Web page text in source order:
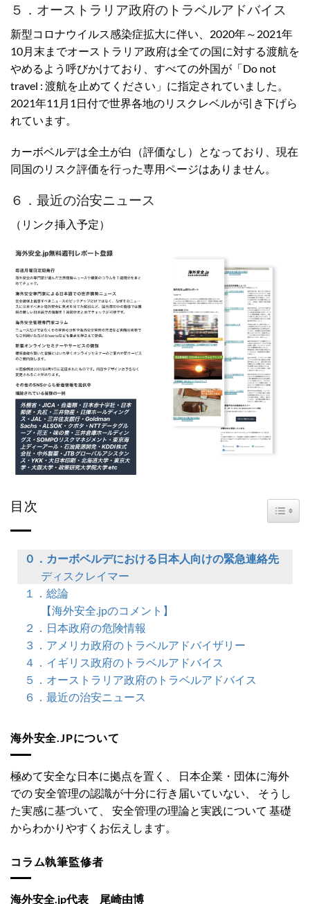
５．オーストラリア政府のトラベルアドバイス
新型コロナウイルス感染症拡大に伴い、2020年～2021年
10月末までオーストラリア政府は全ての国に対する渡航を
やめるよう呼びかけており、すべての外国が「Do not
travel : 渡航を止めてください」に指定されていました。
2021年11月1日付で世界各地のリスクレベルが引き下げら
れています。
カーボベルデは全土が白（評価なし）となっており、現在
同国のリスク評価を行った専用ページはありません。
６．最近の治安ニュース
（リンク挿入予定）
目次
０．カーボベルデにおける日本人向けの緊急連絡先
ディスクレイマー
１．総論
【海外安全.jpのコメント】
２．日本政府の危険情報
３．アメリカ政府のトラベルアドバイザリー
４．イギリス政府のトラベルアドバイス
５．オーストラリア政府のトラベルアドバイス
６．最近の治安ニュース
海外安全.JPについて
極めて安全な日本に拠点を置く、 日本企業・団体に海外
での 安全管理の認識が十分に行き届いていない、 そうし
た実感に基づいて、 安全管理の理論と実践について 基礎
からわかりやすくお伝えします。
コラム執筆監修者
海外安全.jp代表 尾崎由博